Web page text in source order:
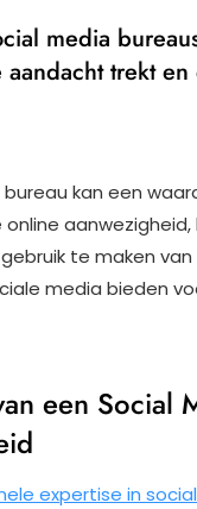
media
trekt
bureau kan een
online
te maken
media bieden
een Social
expertise in